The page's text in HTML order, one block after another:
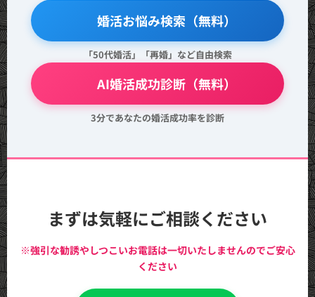
🔍 婚活お悩み検索（無料）
「50代婚活」「再婚」など自由検索
💖 AI婚活成功診断（無料）
3分であなたの婚活成功率を診断
まずは気軽にご相談ください
※強引な勧誘やしつこいお電話は一切いたしませんのでご安心
ください